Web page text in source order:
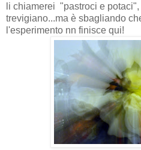
li chiamerei "pastroci e
trevigiano...ma è sbagliando
l'esperimento nn finisce qui!